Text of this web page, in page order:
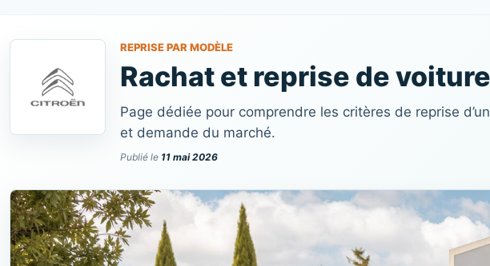
REPRISE PAR MODÈLE
Rachat et reprise de
Page dédiée pour comprendre les critères de reprise
et demande du marché.
Publié le 11 mai 2026